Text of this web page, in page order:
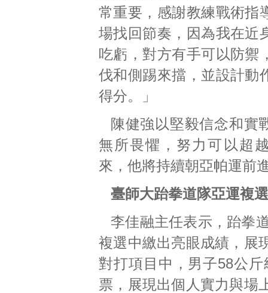
常重要，感謝教練戰術指
場找回節奏，因為我在近
吃虧，對方有手可以防禦
伐和側踢來擋，並設計動
得分。」
陳健強以堅毅信念和實
無所畏懼，努力可以超
來，他將持續朝亞帕運前
臺師大跆拳道隊亞運複
李佳融主任表示，跆拳
複選中繳出亮眼成績，展
對打項目中，男子58公
票，展現出個人實力與場